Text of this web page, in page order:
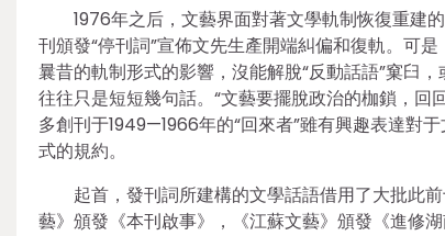
1976年之后，文藝界面對著文學軌制恢復重建
刊頒發“停刊詞”宣佈文先生產開端糾偏和復軌。可
曩昔的軌制形式的影響，沒能解脫“反動話語”窠臼
往往只是短短幾句話。“文藝要擺脫政治的枷鎖，
多創刊于1949—1966年的“回來者”雖有興趣表達對
式的規約。
起首，發刊詞所建構的文學話語借用了大批此
藝》頒發《本刊啟事》，《江蘇文藝》頒發《進修